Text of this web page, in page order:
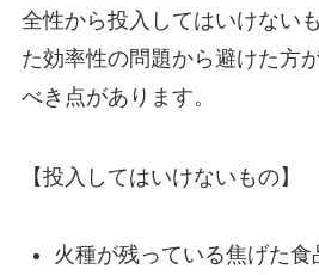
全性から投入してはいけない
た効率性の問題から避けた方
べき点があります。
【投入してはいけないもの】
火種が残っている焦げた食